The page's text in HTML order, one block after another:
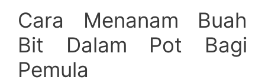
Cara Menanam Buah
Bit Dalam Pot Bagi
Pemula